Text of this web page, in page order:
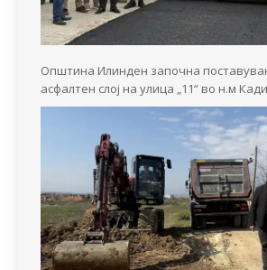
Општина Илинден започна
асфалтен слој на улица „11“ во н.м